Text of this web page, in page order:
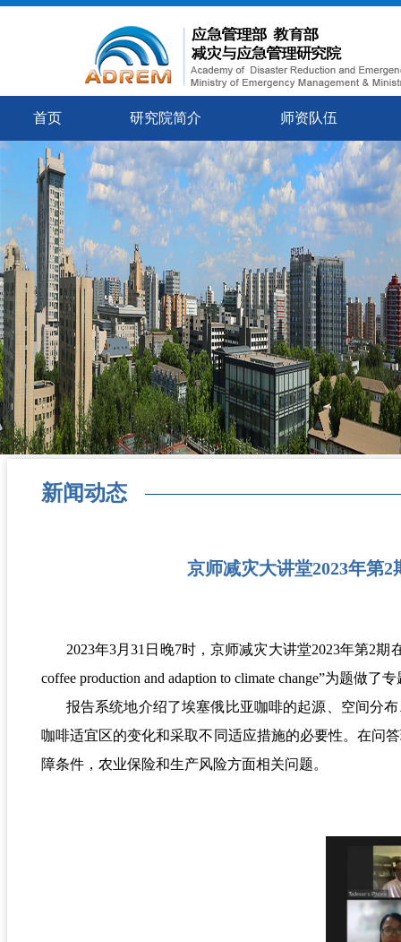
首页 研究院简介 师资队伍
新闻动态
京师减灾大讲堂2023年第
2023年3月31日晚7时，京师减灾大讲堂2023年第2期
coffee production and adaption to climate change”为题
报告系统地介绍了埃塞俄比亚咖啡的起源、空间分
咖啡适宜区的变化和采取不同适应措施的必要性。在问
障条件，农业保险和生产风险方面相关问题。